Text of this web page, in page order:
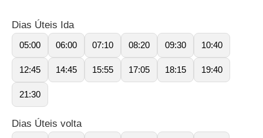
Dias Úteis Ida
05:00 06:00 07:10 08:20 09:30 10:40
12:45 14:45 15:55 17:05 18:15 19:40
21:30
Dias Úteis volta